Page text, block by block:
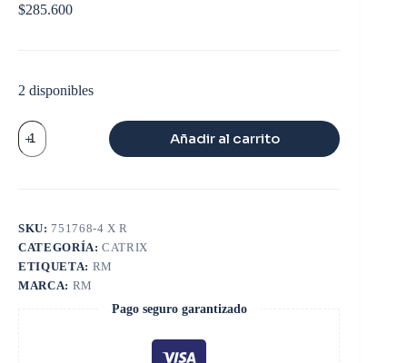
$285.600
2 disponibles
CATRIX
RENAULT
GT1549
Añadir al carrito
SKU: 751768-4 X R
CATEGORÍA:CATRIX
ETIQUETA: RM
MARCA: RM
Pago seguro garantizado